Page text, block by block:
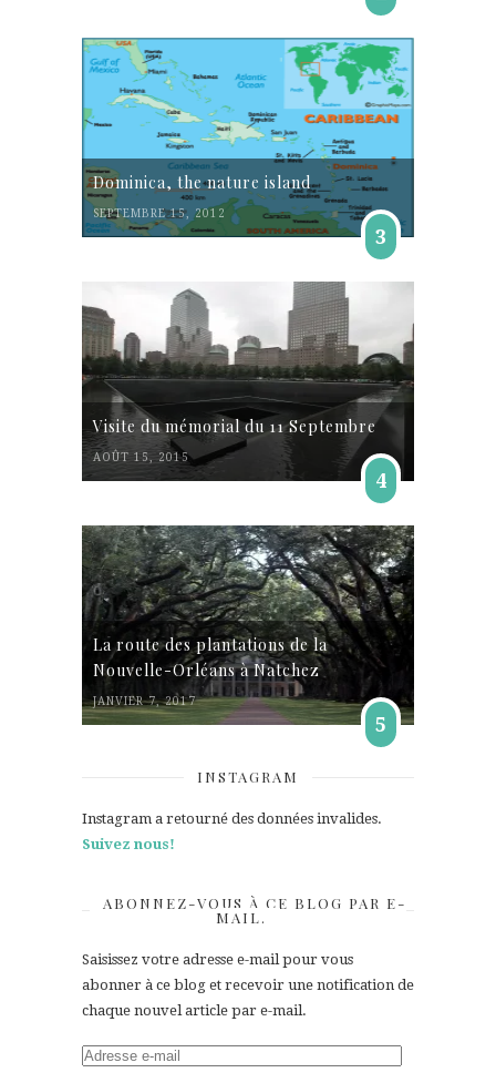
Dominica, the nature island
SEPTEMBRE 15, 2012
3
Visite du mémorial du 11 Septembre
AOÛT 15, 2015
4
La route des plantations de la
Nouvelle-Orléans à Natchez
JANVIER 7, 2017
5
INSTAGRAM
Instagram a retourné des données invalides.
Suivez nous!
ABONNEZ-VOUS À CE BLOG PAR E-
MAIL.
Saisissez votre adresse e-mail pour vous
abonner à ce blog et recevoir une notification de
chaque nouvel article par e-mail.
Adresse